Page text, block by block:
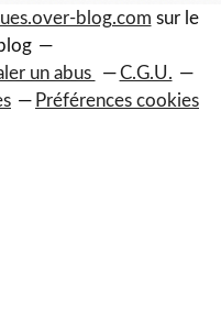
blog.com sur le
un abus
C.G.U.
Préférences cookies